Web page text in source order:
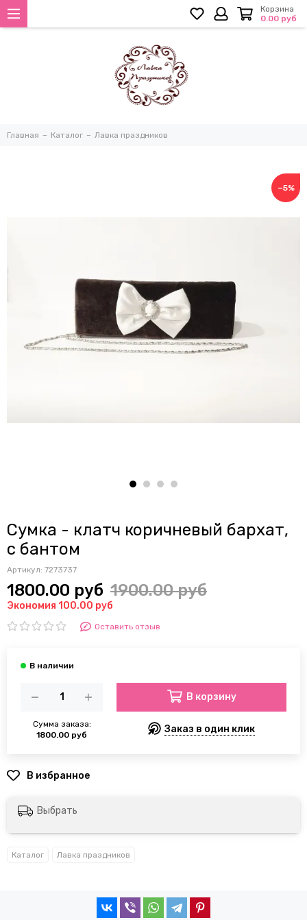
Корзина
0.00 руб
Главная Каталог Лавка праздников
−5%
Сумка - клатч коричневый бархат,
с бантом
Артикул: 7273737
1800.00 руб 1900.00 руб
Экономия 100.00 руб
Оставить отзыв
Сумма заказа:
1800.00 руб
В корзину
Заказ в один клик
Выбрать
Каталог Лавка праздников